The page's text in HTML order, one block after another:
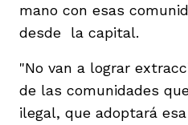
mano con esas
desde la capital.
"No van a lograr
de las comunidades
ilegal, que adoptará